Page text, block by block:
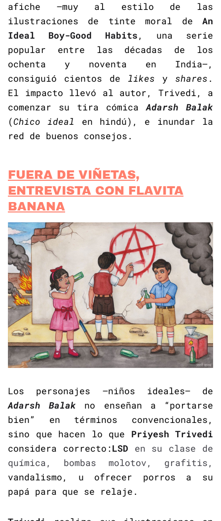
afiche —muy al estilo de las
ilustraciones de tinte moral de An
Ideal Boy-Good Habits, una serie
popular entre las décadas de los
ochenta y noventa en India—,
consiguió cientos de likes y shares .
El impacto llevó al autor, Trivedi, a
comenzar su tira cómicaAdarsh Balak
(Chico ideal en hindú), e inundar la
red de buenos consejos.
FUERA DE VIÑETAS,
ENTREVISTA CON FLAVITA
BANANA
Los personajes —niños ideales— de
Adarsh Balak no enseñan a “portarse
bien” en términos convencionales,
sino que hacen lo que Priyesh Trivedi
considera correcto:LSD en su clase de
química, bombas molotov, grafitis,
vandalismo, u ofrecer porros a su
papá para que se relaje.